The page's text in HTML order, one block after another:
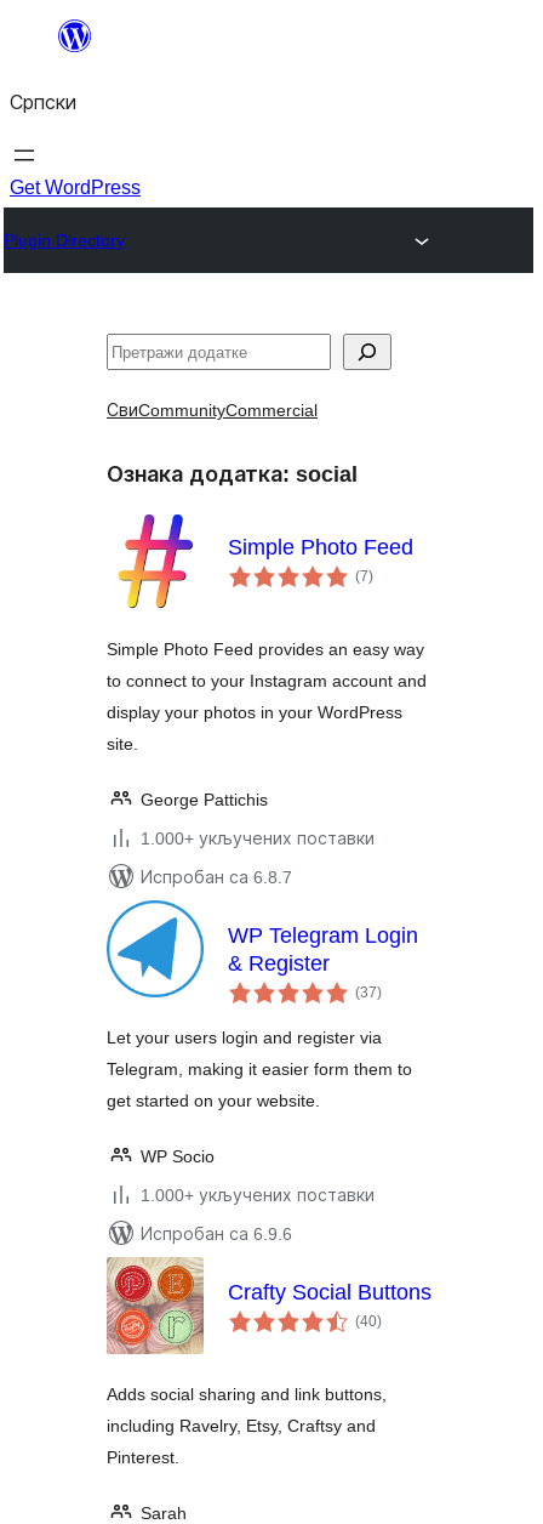
Скочи
садржај
Српски
Get WordPress
Plugin Directory
Претрага
СвиCommunityCommercial
Ознака додатка: social
Simple Photo Feed
(7укупних
оцена
)
Simple Photo Feed provides an easy way
to connect to your Instagram account and
display your photos in your WordPress
site.
George Pattichis
1.000+ укључених поставки
Испробан са 6.8.7
WP Telegram Login
& Register
(37укупних
оцена
)
Let your users login and register via
Telegram, making it easier form them to
get started on your website.
WP Socio
1.000+ укључених поставки
Испробан са 6.9.6
Crafty Social Buttons
(40укупних
оцена
)
Adds social sharing and link buttons,
including Ravelry, Etsy, Craftsy and
Pinterest.
Sarah